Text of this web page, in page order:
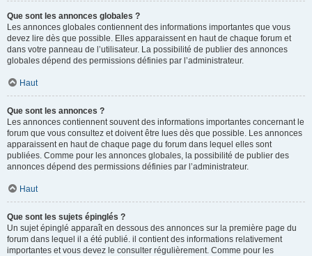
Que sont les annonces globales ?
Les annonces globales contiennent des informations importantes que vous
devez lire dès que possible. Elles apparaissent en haut de chaque forum et
dans votre panneau de l’utilisateur. La possibilité de publier des annonces
globales dépend des permissions définies par l’administrateur.
Haut
Que sont les annonces ?
Les annonces contiennent souvent des informations importantes concernant le
forum que vous consultez et doivent être lues dès que possible. Les annonces
apparaissent en haut de chaque page du forum dans lequel elles sont
publiées. Comme pour les annonces globales, la possibilité de publier des
annonces dépend des permissions définies par l’administrateur.
Haut
Que sont les sujets épinglés ?
Un sujet épinglé apparaît en dessous des annonces sur la première page du
forum dans lequel il a été publié. il contient des informations relativement
importantes et vous devez le consulter régulièrement. Comme pour les